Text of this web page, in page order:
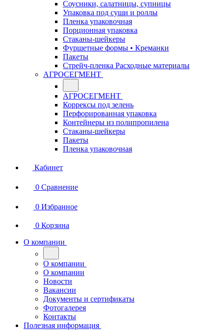
Соусники, салатницы, супницы
Упаковка под суши и роллы
Пленка упаковочная
Порционная упаковка
Стаканы-шейкеры
Фуршетные формы • Креманки
Пакеты
Стрейч-пленка Расходные материалы
АГРОСЕГМЕНТ
АГРОСЕГМЕНТ
Коррексы под зелень
Перфорированная упаковка
Контейнеры из полипропилена
Стаканы-шейкеры
Пакеты
Пленка упаковочная
Кабинет
0 Сравнение
0 Избранное
0 Корзина
О компании
О компании
О компании
Новости
Вакансии
Документы и сертификаты
Фотогалерея
Контакты
Полезная информация